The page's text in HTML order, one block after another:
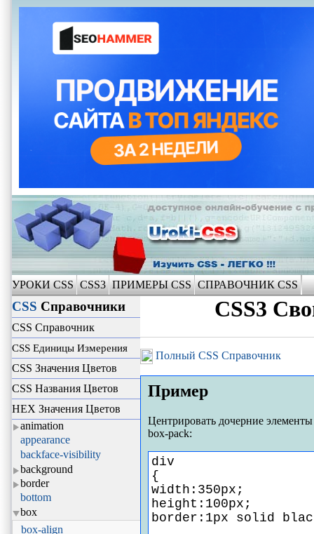
УРОКИ CSS CSS3 ПРИМЕРЫ CSS СПРАВОЧНИК CSS
CSS Справочники
CSS Справочник
CSS Единицы Измерения
CSS Значения Цветов
CSS Названия Цветов
HEX Значения Цветов
animation
appearance
backface-visibility
background
border
bottom
box
box-align
CSS3
Полный CSS Справочник
Пример
Центрировать дочерние
box-pack:
div
{
width:350px;
height:100px;
border:1px solid